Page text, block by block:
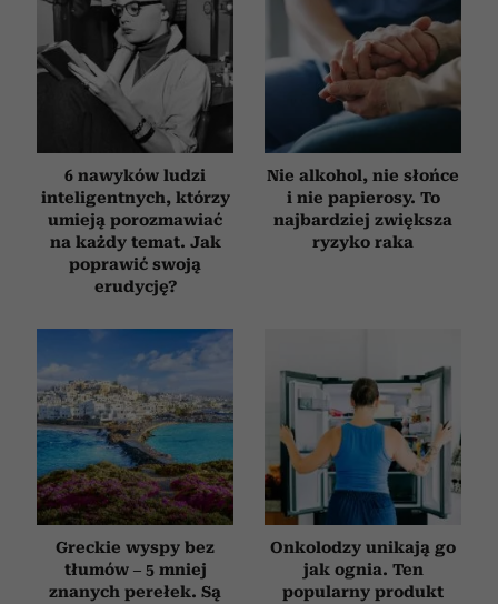
6 nawyków ludzi
inteligentnych, którzy
umieją porozmawiać
na każdy temat. Jak
poprawić swoją
erudycję?
Nie alkohol, nie słońce
i nie papierosy. To
najbardziej zwiększa
ryzyko raka
Greckie wyspy bez
tłumów – 5 mniej
znanych perełek. Są
Onkolodzy unikają go
jak ognia. Ten
popularny produkt